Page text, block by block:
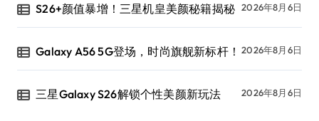
S26+颜值暴增！三星机皇美颜秘籍揭秘 2026年8月6日
Galaxy A56 5G登场，时尚旗舰新标杆！ 2026年8月6日
三星Galaxy S26解锁个性美颜新玩法 2026年8月6日